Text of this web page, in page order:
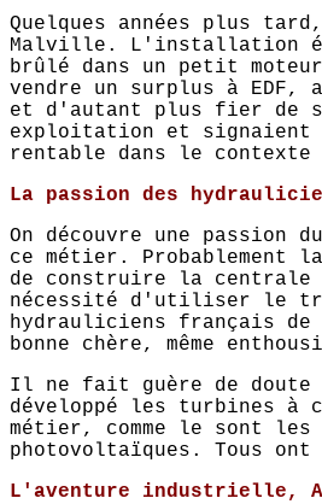
Quelques années plus
Malville. L'installation
brûlé dans un petit
vendre un surplus à
et d'autant plus fier de
exploitation et signaient
rentable dans le
La passion des
On découvre une
ce métier.
de construire la centrale
nécessité d'utiliser le
hydrauliciens français de
bonne chère, même
Il ne fait guère de doute
développé les turbines à
métier, comme le sont
photovoltaïques. Tous ont
L'aventure industrielle,